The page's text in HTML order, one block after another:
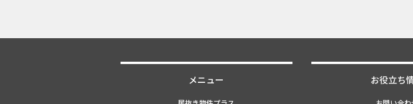
メニュー お役立ち